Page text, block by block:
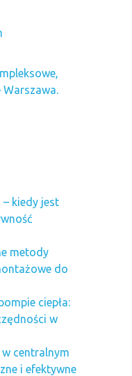
– kiedy jest
metody
do
ciepła:
w
centralnym
i efektywne